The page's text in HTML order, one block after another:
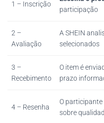
1 – Inscrição
participação
2 –
Avaliação
A SHEIN
selecionados
3 –
Recebimento
O item é
prazo
4 – Resenha
O
sobre